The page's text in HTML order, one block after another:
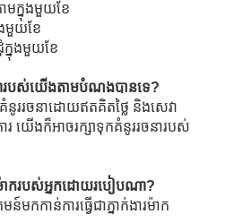
មក្នុងមួយខែ
មួយខែ
ក្នុងមួយខែ
របស់យើងតាមបំណងបានទេ?
ររចនាដោយឥតគិតថ្លៃ និងសេវា
រ យើងក៏អាចរក្សាទុកគំនូររចនារបស់
រម៉ាករបស់អ្នកដោយរបៀបណា?
កកាន់ការធ្វើជាភ្នាក់ងារម៉ាក